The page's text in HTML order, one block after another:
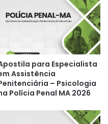
para Especialista
Assistência
– Psicologia
Polícia Penal MA 2026